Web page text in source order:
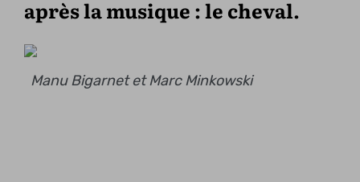
après la musique : le cheval.
Manu Bigarnet et Marc Minkowski